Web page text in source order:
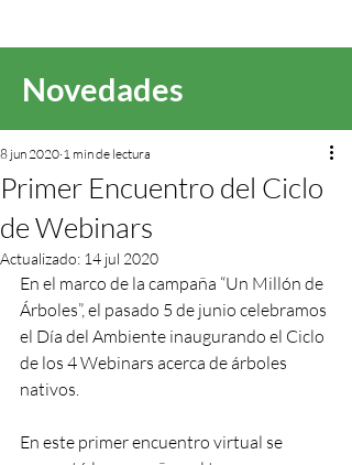
Novedades
Primer Encuentro del Ciclo
de Webinars
8 jun 2020 1 min de lectura
Actualizado: 14 jul 2020
En el marco de la campaña “Un Millón de
Árboles”, el pasado 5 de junio celebramos
el Día del Ambiente inaugurando el Ciclo
de los 4 Webinars acerca de árboles
nativos.
En este primer encuentro virtual se